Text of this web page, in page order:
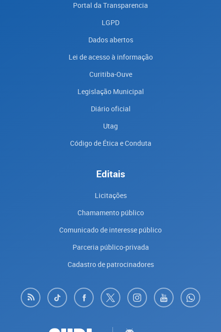
Portal da Transparencia
LGPD
Dados abertos
Lei de acesso à informação
Curitiba-Ouve
Legislação Municipal
Diário oficial
Utag
Código de Ética e Conduta
Editais
Licitações
Chamamento público
Comunicado de interesse público
Parceria público-privada
Cadastro de patrocinadores